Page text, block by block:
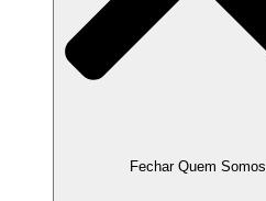
Fechar Quem Somos